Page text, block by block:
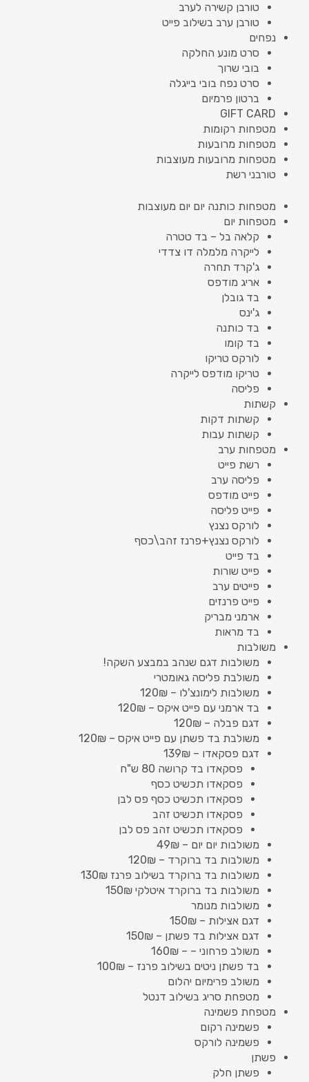
טורבן קשירה לערב
טורבן ערב בשילוב פייט
נפחים
סרט מונע החלקה
בובי שרוך
סרט נפח בובי בייגלה
ברטון פרמיום
GIFT CARD
מטפחות רקומות
מטפחות מרובעות
מטפחות מרובעות מעוצבות
טורבני רשת
מטפחות כותנה יום יום מעוצבות
מטפחות יום
קלאה בל – בד טטרה
לייקרה מלמלה דו צדדי
ג'קרד תחרה
אריג מודפס
בד גובלן
ג'ינס
בד כותנה
בד קומו
לורקס טריקו
טריקו מודפס לייקרה
פליסה
קשתות
קשתות דקות
קשתות עבות
מטפחות ערב
רשת פייט
פליסה ערב
פייט מודפס
פייט פליסה
לורקס נצנץ
לורקס נצנץ+פרנז זהב\כסף
בד פייט
פייט שורות
פייטים ערב
פייט פרנזים
ארמני מבריק
בד מראות
משולבות
משולבות דגם שנהב במבצע השקה!
משולבת פליסה גאומטרי
משולבות לימונצ'לו – 120₪
בד ארמני עם פייט איקס – 120₪
דגם פבלה – 120₪
משולבת בד פשתן עם פייט איקס – 120₪
דגם פסקאדו – 139₪
פסקאדו בד קרושה 80 ש"ח
פסקאדו תכשיט כסף
פסקאדו תכשיט כסף פס לבן
פסקאדו תכשיט זהב
פסקאדו תכשיט זהב פס לבן
משולבות יום יום – 49₪
משולבות בד ברוקרד – 120₪
משולבות בד ברוקרד בשילוב פרנז 130₪
משולבות בד ברוקרד איטלקי 150₪
משולבות מנומר
דגם אצילות – 150₪
דגם אצילות בד פשתן – 150₪
משולב פרחוני – – 160₪
בד פשתן ניטים בשילוב פרנז – 100₪
משולב פרימיום יהלום
מטפחת סריג בשילוב דנטל
מטפחת פשמינה
פשמינה רקום
פשמינה לורקס
פשתן
פשתן חלק